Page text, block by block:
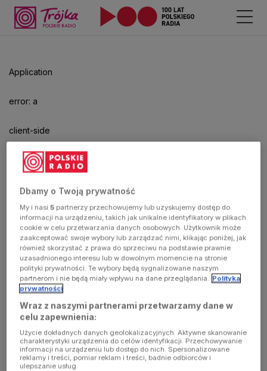
Application
error: a
client-side
exception
has
occurred
(see the
browser
console for
more
information)
aby
odtwarzać.
Dbamy o Twoją prywatność
My i nasi5 partnerzy przechowujemy lub uzyskujemy dostęp do
informacji na urządzeniu, takich jak unikalne identyfikatory w plikach
cookie w celu przetwarzania danych osobowych. Użytkownik może
zaakceptować swoje wybory lub zarządzać nimi, klikając poniżej, jak
również skorzystać z prawa do sprzeciwu na podstawie prawnie
uzasadnionego interesu lub w dowolnym momencie na stronie
polityki prywatności. Te wybory będą sygnalizowane naszym
partnerom i nie będą miały wpływu na dane przeglądania. Polityka
prywatności
Wraz z naszymi partnerami przetwarzamy dane w
celu zapewnienia:
Użycie dokładnych danych geolokalizacyjnych. Aktywne skanowanie
charakterystyki urządzenia do celów identyfikacji. Przechowywanie
informacji na urządzeniu lub dostęp do nich. Spersonalizowane
reklamy i treści, pomiar reklam i treści, badnie odbiorców i
ulepszanie usług.